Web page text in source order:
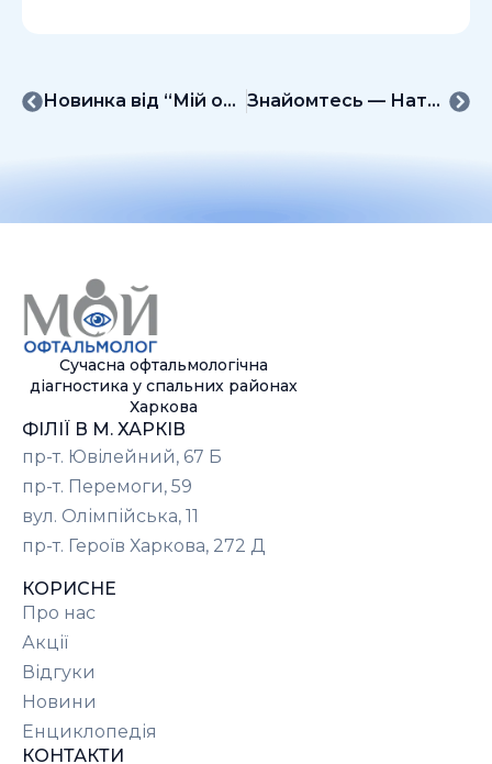
Новинка від “Мій офтальмолог”! Знайомтесь — Наталка, наш новий цифровий аватар!
Сучасна офтальмологічна
діагностика у спальних районах
Харкова
ФІЛІЇ В М. ХАРКІВ
пр-т. Ювілейний, 67 Б
пр-т. Перемоги, 59
вул. Олімпійська, 11
пр-т. Героїв Харкова, 272 Д
КОРИСНЕ
Про нас
Акції
Відгуки
Новини
Енциклопедія
КОНТАКТИ